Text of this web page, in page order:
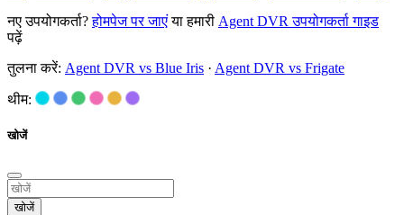
नए उपयोगकर्ता?होमपेज पर जाएंया हमारी Agent DVR उपयोगकर्ता गाइड
पढ़ें
तुलना करें: Agent DVR vs Blue Iris · Agent DVR vs Frigate
थीम:
खोजें
खोजें